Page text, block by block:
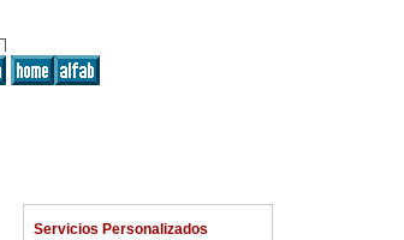
Servicios Personalizados